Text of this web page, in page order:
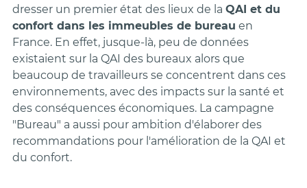
dresser un premier état des lieux de la QAI et du
confort dans les immeubles de bureau en
France. En effet, jusque-là, peu de données
existaient sur la QAI des bureaux alors que
beaucoup de travailleurs se concentrent dans ces
environnements, avec des impacts sur la santé et
des conséquences économiques. La campagne
"Bureau" a aussi pour ambition d'élaborer des
recommandations pour l'amélioration de la QAI et
du confort.